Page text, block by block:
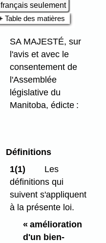
français seulement
Table des matières
SA MAJESTÉ, sur
l'avis et avec le
consentement de
l'Assemblée
législative du
Manitoba, édicte :
Définitions
1(1)
Les
définitions qui
suivent s'appliquent
à la présente loi.
« amélioration
d'un bien-